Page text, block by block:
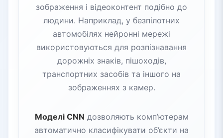
зображення і відеоконтент подібно до
людини. Наприклад, у безпілотних
автомобілях нейронні мережі
використовуються для розпізнавання
дорожніх знаків, пішоходів,
транспортних засобів та іншого на
зображеннях з камер.
Моделі CNN дозволяють комп’ютерам
автоматично класифікувати об’єкти на